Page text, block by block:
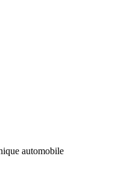
automobile